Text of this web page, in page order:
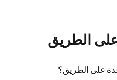
الطريق
على الطريق؟